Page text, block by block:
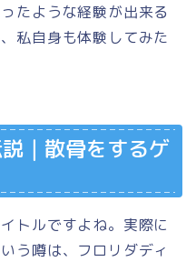
たような経験が出来る
私自身も体験してみた
｜散骨をするゲ
トルですよね。実際に
う噂は、フロリダディ